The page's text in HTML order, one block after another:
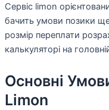
Сервіс limon
бачить умови позики
розмір переплати
калькуляторі на
Основні
Limon